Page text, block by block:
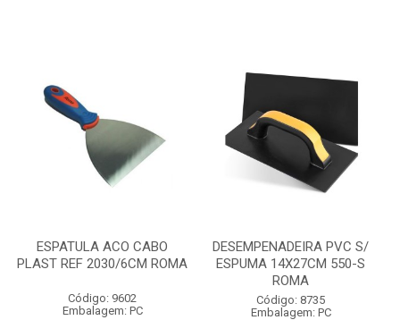
ESPATULA ACO CABO
PLAST REF 2030/6CM ROMA
Código: 9602
Embalagem: PC
DESEMPENADEIRA PVC S/
ESPUMA 14X27CM 550-S
ROMA
Código: 8735
Embalagem: PC